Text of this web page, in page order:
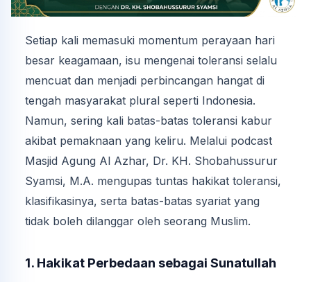
Setiap kali memasuki momentum perayaan hari
besar keagamaan, isu mengenai toleransi selalu
mencuat dan menjadi perbincangan hangat di
tengah masyarakat plural seperti Indonesia.
Namun, sering kali batas-batas toleransi kabur
akibat pemaknaan yang keliru. Melalui podcast
Masjid Agung Al Azhar, Dr. KH. Shobahussurur
Syamsi, M.A. mengupas tuntas hakikat toleransi,
klasifikasinya, serta batas-batas syariat yang
tidak boleh dilanggar oleh seorang Muslim.
1. Hakikat Perbedaan sebagai Sunatullah